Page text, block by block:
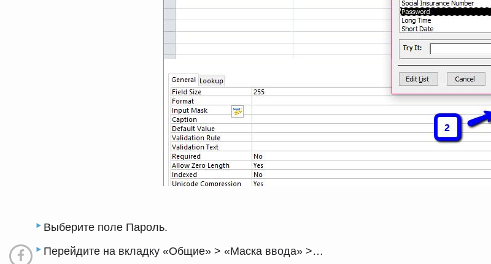
Выберите поле Пароль.
Перейдите на вкладку «Общие» > «Маска ввода» >…